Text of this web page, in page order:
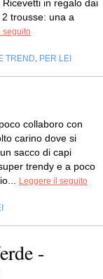
Ricevetti in regalo dai
trousse: una a
seguito
TREND PER LEI
collaboro con
carino dove si
sacco di capi
trendy e a poco
Leggere il seguito
-